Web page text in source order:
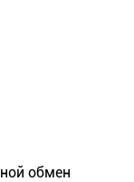
обмен